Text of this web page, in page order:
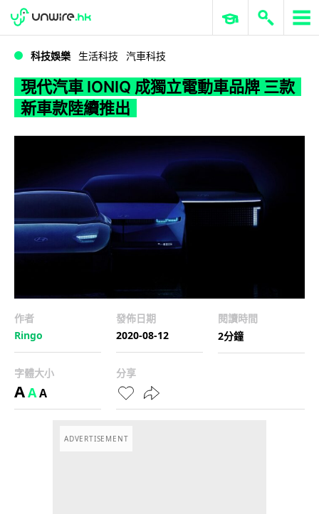
WWDC 2026 ERP 與商業 AI
科技娛樂 生活科技 汽車科技
現代汽車 IONIQ 成獨立電動車品牌 三款
新車款陸續推出
作者
Ringo
發佈日期
2020-08-12
閱讀時間
2分鐘
字體大小
AAA
分享
ADVERTISEMENT